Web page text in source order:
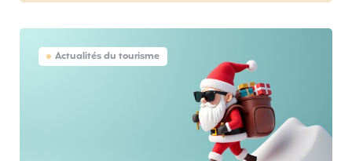
Actualités du tourisme